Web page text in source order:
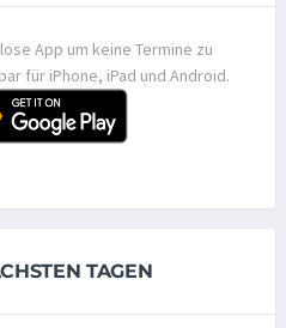
App um keine Termine zu
für iPhone, iPad und Android.
TAGEN